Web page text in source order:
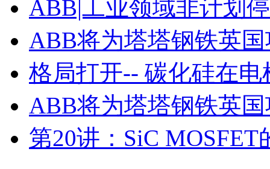
ABB|工业领域非计划
ABB将为塔塔钢铁英
格局打开-- 碳化硅在
ABB将为塔塔钢铁英
第20讲：SiC